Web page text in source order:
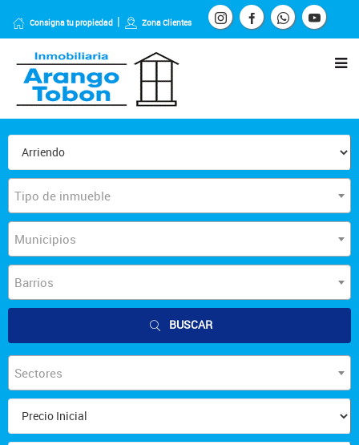
Consigna tu propiedad Zona Clientes
Tipo de inmueble
Municipios
Barrios
BUSCAR
Sectores